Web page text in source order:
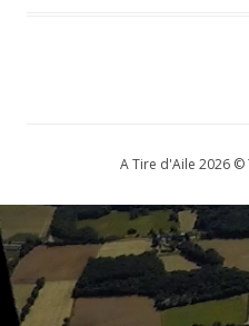
A Tire d'Aile 2026